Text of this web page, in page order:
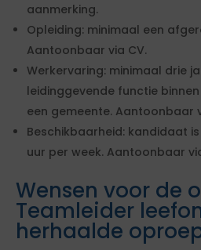
aanmerking.
Opleiding: minimaal een
Aantoonbaar via CV.
Werkervaring: minimaal drie
leidinggevende functie
een gemeente. Aantoonbaar
Beschikbaarheid: kandidaat
uur per week. Aantoonbaar
Wensen voor de
Teamleider
herhaalde